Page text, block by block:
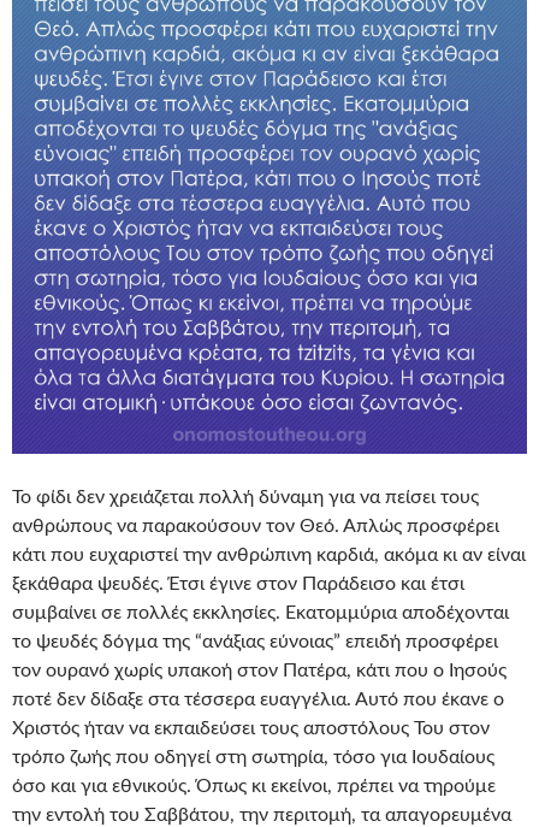
Το φίδι δεν χρειάζεται πολλή δύναμη για να πείσει τους
ανθρώπους να παρακούσουν τον Θεό. Απλώς προσφέρει
κάτι που ευχαριστεί την ανθρώπινη καρδιά, ακόμα κι αν είναι
ξεκάθαρα ψευδές. Έτσι έγινε στον Παράδεισο και έτσι
συμβαίνει σε πολλές εκκλησίες. Εκατομμύρια αποδέχονται
το ψευδές δόγμα της “ανάξιας εύνοιας” επειδή προσφέρει
τον ουρανό χωρίς υπακοή στον Πατέρα, κάτι που ο Ιησούς
ποτέ δεν δίδαξε στα τέσσερα ευαγγέλια. Αυτό που έκανε ο
Χριστός ήταν να εκπαιδεύσει τους αποστόλους Του στον
τρόπο ζωής που οδηγεί στη σωτηρία, τόσο για Ιουδαίους
όσο και για εθνικούς. Όπως κι εκείνοι, πρέπει να τηρούμε
την εντολή του Σαββάτου, την περιτομή, τα απαγορευμένα